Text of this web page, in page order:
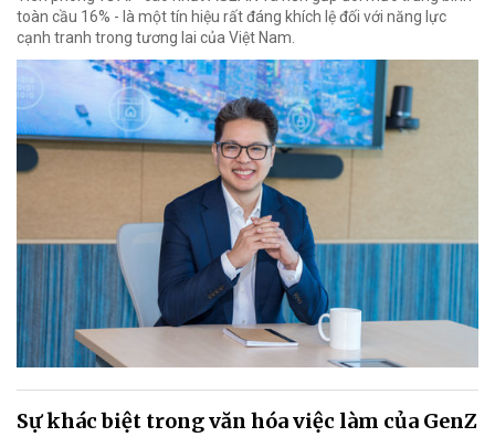
toàn cầu 16% - là một tín hiệu rất đáng khích lệ đối với năng lực
cạnh tranh trong tương lai của Việt Nam.
Sự khác biệt trong văn hóa việc làm của GenZ